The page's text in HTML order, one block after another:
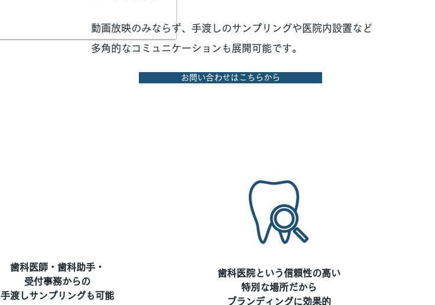
動画放映のみならず、手渡しのサンプリングや医院内設置など
多角的なコミュニケーションも展開可能です。
お問い合わせはこちらから
歯科医師・歯科助手・
受付事務からの
手渡しサンプリングも可能
歯科医院という信頼性の高い
特別な場所だから
ブランディングに効果的